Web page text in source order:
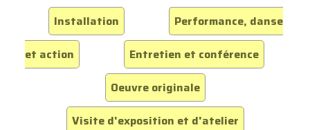
Installation
Performance, danse
et action
Entretien et conférence
Oeuvre originale
Visite d'exposition et d'atelier